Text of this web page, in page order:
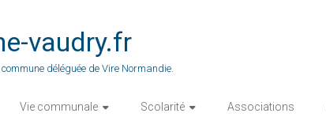
vaudry.fr
déléguée de Vire Normandie.
Vie communale Scolarité Associations